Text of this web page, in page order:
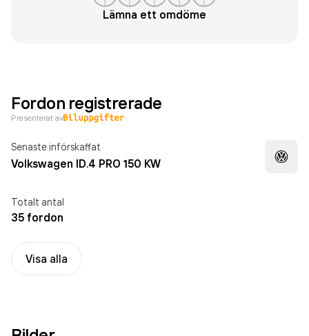
Lämna ett omdöme
Fordon registrerade
Presenterat av
Senaste införskaffat
Volkswagen ID.4 PRO 150 KW
Totalt antal
35 fordon
Visa alla